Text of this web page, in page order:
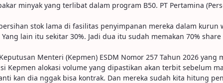
minyak yang terlibat dalam program B50. PT Pertamina
stok lama di fasilitas penyimpanan mereka dalam kurun
lain itu sekitar 30%. Jadi dua itu sudah memakan 70%
Menteri (Kepmen) ESDM Nomor 257 Tahun 2026
alokasi volume yang dipastikan akan terbit sebelum
kan dia nggak bisa kontrak. Dan mereka sudah kita hitung